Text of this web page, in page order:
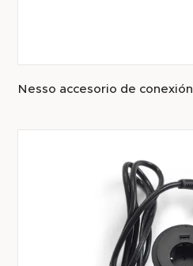
Nesso accesorio de conexión